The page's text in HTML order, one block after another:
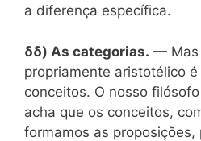
a diferença específica.
δδ) As categorias. — Mas
propriamente aristotélico
conceitos. O nosso filósofo
acha que os conceitos,
formamos as proposições,